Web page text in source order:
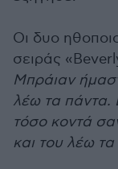
Οι δυο
σειράς
Μπράιαν
λέω τα πάντα.
τόσο κοντά
και του λέω